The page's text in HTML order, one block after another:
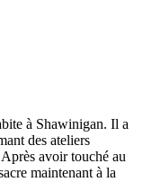
à Shawinigan. Il a
des ateliers
avoir touché au
maintenant à la